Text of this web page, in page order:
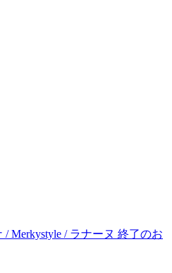
/ Merkystyle / ラナーヌ 終了のお